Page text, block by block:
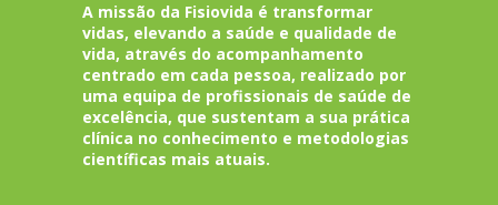
A missão da Fisiovida é transformar
vidas, elevando a saúde e qualidade de
vida, através do acompanhamento
centrado em cada pessoa, realizado por
uma equipa de profissionais de saúde de
excelência, que sustentam a sua prática
clínica no conhecimento e metodologias
científicas mais atuais.